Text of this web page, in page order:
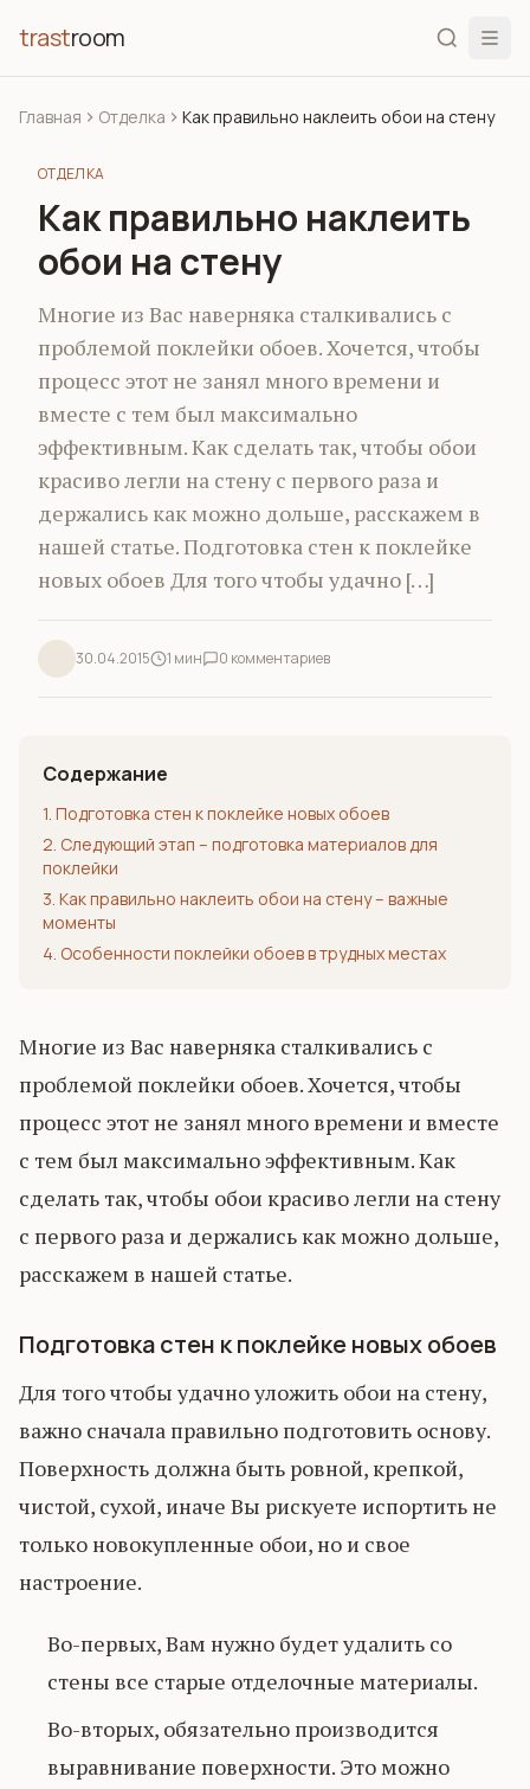
trastroom
Главная Отделка Как правильно наклеить обои на стену
ОТДЕЛКА
Как правильно наклеить
обои на стену
Многие из Вас наверняка сталкивались с
проблемой поклейки обоев. Хочется, чтобы
процесс этот не занял много времени и
вместе с тем был максимально
эффективным. Как сделать так, чтобы обои
красиво легли на стену с первого раза и
держались как можно дольше, расскажем в
нашей статье. Подготовка стен к поклейке
новых обоев Для того чтобы удачно […]
30.04.2015 1 мин 0 комментариев
Содержание
1. Подготовка стен к поклейке новых обоев
2. Следующий этап – подготовка материалов для
поклейки
3. Как правильно наклеить обои на стену – важные
моменты
4. Особенности поклейки обоев в трудных местах
Многие из Вас наверняка сталкивались с
проблемой поклейки обоев. Хочется, чтобы
процесс этот не занял много времени и вместе
с тем был максимально эффективным. Как
сделать так, чтобы обои красиво легли на стену
с первого раза и держались как можно дольше,
расскажем в нашей статье.
Подготовка стен к поклейке новых обоев
Для того чтобы удачно уложить обои на стену,
важно сначала правильно подготовить основу.
Поверхность должна быть ровной, крепкой,
чистой, сухой, иначе Вы рискуете испортить не
только новокупленные обои, но и свое
настроение.
Во-первых, Вам нужно будет удалить со
стены все старые отделочные материалы.
Во-вторых, обязательно производится
выравнивание поверхности. Это можно